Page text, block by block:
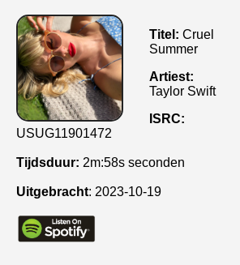
Titel: Cruel
Summer
Artiest:
Taylor Swift
ISRC:
USUG11901472
Tijdsduur: 2m:58s seconden
Uitgebracht: 2023-10-19